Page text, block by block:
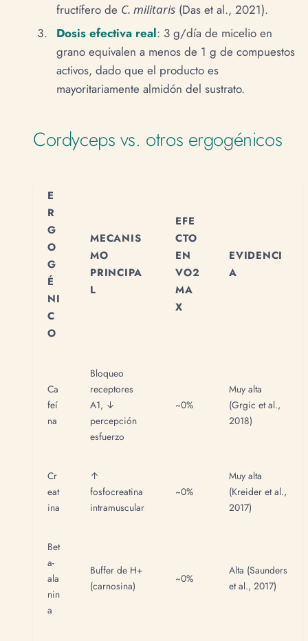
fructífero de C. militaris (Das et al., 2021).
Dosis efectiva real: 3 g/día de micelio en
grano equivalen a menos de 1 g de compuestos
activos, dado que el producto es
mayoritariamente almidón del sustrato.
Cordyceps vs. otros ergogénicos
E
R
G
O
G
É
NI
C
O
MECANIS
MO
PRINCIPA
L
EFE
CTO
EN
VO2
MA
X
EVIDENCI
A
Ca
feí
na
Bloqueo
receptores
A1, ↓
percepción
esfuerzo
~0%
Muy alta
(Grgic et al.,
2018)
Cr
eat
ina
↑
fosfocreatina
intramuscular
~0%
Muy alta
(Kreider et al.,
2017)
Bet
a-
ala
nin
a
Buffer de H+
(carnosina)
~0%
Alta (Saunders
et al., 2017)